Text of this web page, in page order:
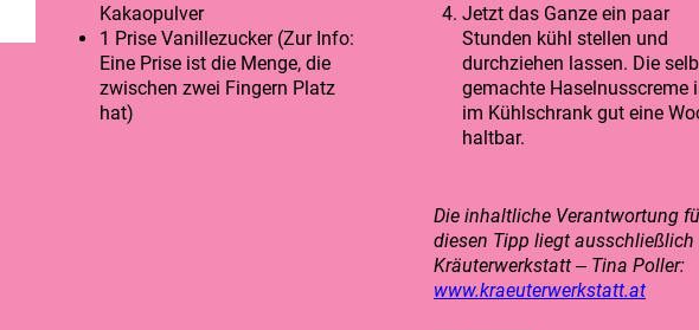
Kakaopulver
1 Prise Vanillezucker (Zur Info:
Eine Prise ist die Menge, die
zwischen zwei Fingern Platz
hat)
Jetzt das Ganze ein paar
Stunden kühl stellen und
durchziehen lassen. Die
gemachte Haselnusscreme
im Kühlschrank gut eine
haltbar.
Die inhaltliche Verantwortung
diesen Tipp liegt ausschließlich
Kräuterwerkstatt ‒ Tina Poller:
www.kraeuterwerkstatt.at